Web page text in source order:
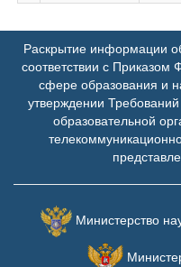
Раскрытие информации
соответствии с
сфере образования и
утверждении
образовательной
Министерство